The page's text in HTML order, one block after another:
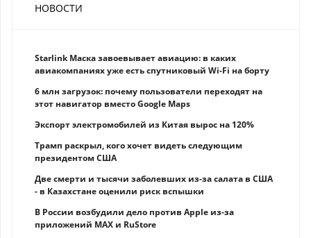
НОВОСТИ
Starlink Маска завоевывает авиацию: в каких
авиакомпаниях уже есть спутниковый Wi-Fi на борту
6 млн загрузок: почему пользователи переходят на
этот навигатор вместо Google Maps
Экспорт электромобилей из Китая вырос на 120%
Трамп раскрыл, кого хочет видеть следующим
президентом США
Две смерти и тысячи заболевших из-за салата в США
- в Казахстане оценили риск вспышки
В России возбудили дело против Apple из-за
приложений MAX и RuStore